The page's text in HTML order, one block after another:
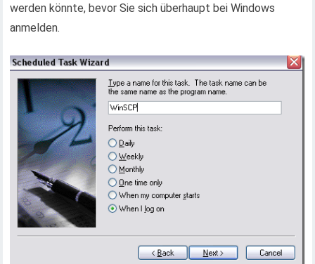
werden könnte, bevor Sie sich überhaupt bei Windows
anmelden.